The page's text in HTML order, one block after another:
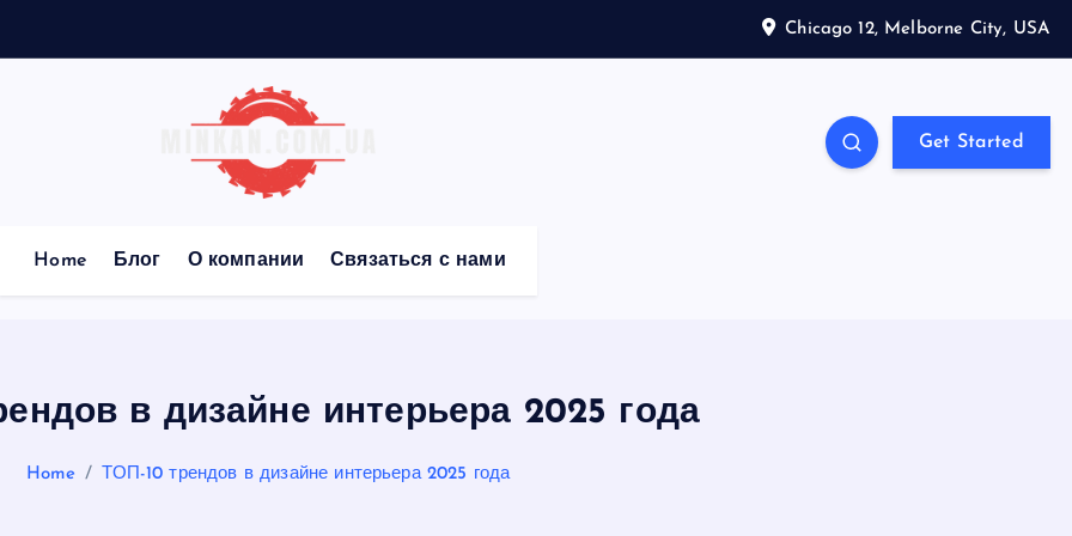
Chicago 12, Melborne City, USA
Get Started
Home Блог О компании Связаться с нами
в дизайне интерьера 2025 года
Home ТОП-10 трендов в дизайне интерьера 2025 года